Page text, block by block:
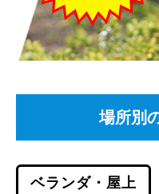
場所別
ベランダ・屋上